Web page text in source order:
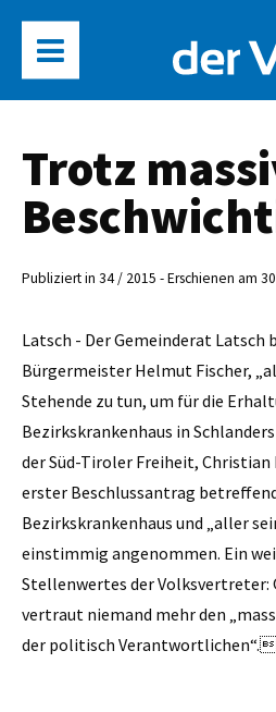
Trotz
Publiziert in 34 / 2015 - Erschienen am
Latsch - Der Gemeinderat Latsch
Bürgermeister ­Helmut Fischer,
Stehende zu tun, um für die
Bezirkskrankenhaus in
der Süd-Tiroler Freiheit, Christian
erster Beschlussantrag
Bezirkskrankenhaus und „aller
einstimmig angenommen. Ein
Stellenwertes der Volksvertreter:
vertraut niemand mehr den
der politisch